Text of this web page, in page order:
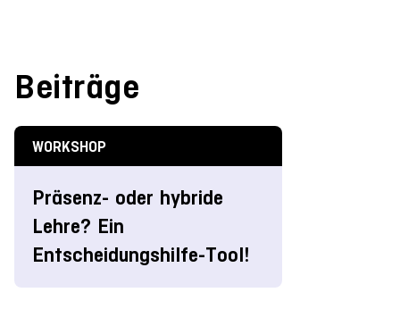
Beiträge
WORKSHOP
Präsenz- oder hybride
Lehre? Ein
Entscheidungshilfe-Tool!